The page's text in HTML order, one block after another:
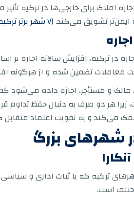
املاک برای خارجی‌ها در ترکیه
ایمن‌تر تشویق می‌کند. [۷ شهر برتر ترکیه برای سرمایه‌گذاری املاک و دستیابی به سود بالاتر از اجاره را از طریق این راهنما کشف کنید.
اجاره در ترکیه، افزایش سالانه
معاملات تضمین شده و از هرگونه
مالک و مستأجر، اجازه داده می‌شود
زیرا هر دو طرف به دنبال حفظ تداوم
می‌کند و به تقویت اعتماد
شهرهای بزرگ
ترکیه که با ثبات اداری و
است.